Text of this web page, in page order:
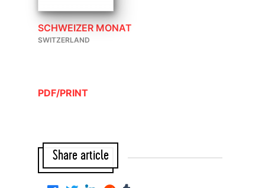
SCHWEIZER MONAT
SWITZERLAND
PDF/PRINT
Share article